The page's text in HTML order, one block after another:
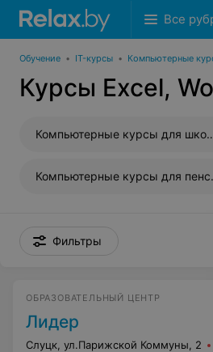
Все
Обучение • IT-курсы • Компьютерные
Курсы Excel,
Компьютерные
Фильтры
ОБРАЗОВАТЕЛЬНЫЙ ЦЕНТР
Лидер
Слуцк, ул.Парижской Коммуны, 2